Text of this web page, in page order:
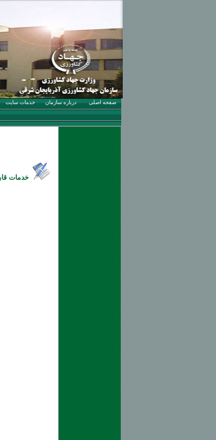
صفحه اصلی درباره سازمان خدمات سایت
خدمات قابل ارائه